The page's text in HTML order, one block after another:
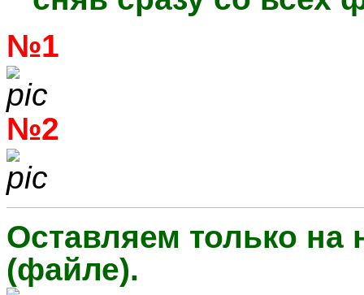
№1
№2
Оставляем только
(файле).